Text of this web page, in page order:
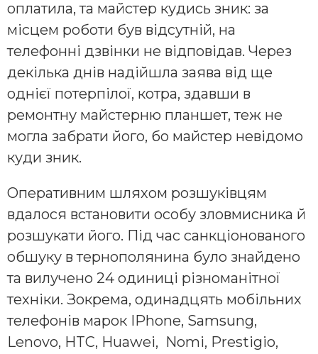
оплатила, та майстер кудись зник: за
місцем роботи був відсутній, на
телефонні дзвінки не відповідав. Через
декілька днів надійшла заява від ще
однієї потерпілої, котра, здавши в
ремонтну майстерню планшет, теж не
могла забрати його, бо майстер невідомо
куди зник.
Оперативним шляхом розшуківцям
вдалося встановити особу зловмисника й
розшукати його. Під час санкціонованого
обшуку в тернополянина було знайдено
та вилучено 24 одиниці різноманітної
техніки. Зокрема, одинадцять мобільних
телефонів марок IPhone, Samsung,
Lenovo, HTC, Huawei, Nomi, Prestigio,